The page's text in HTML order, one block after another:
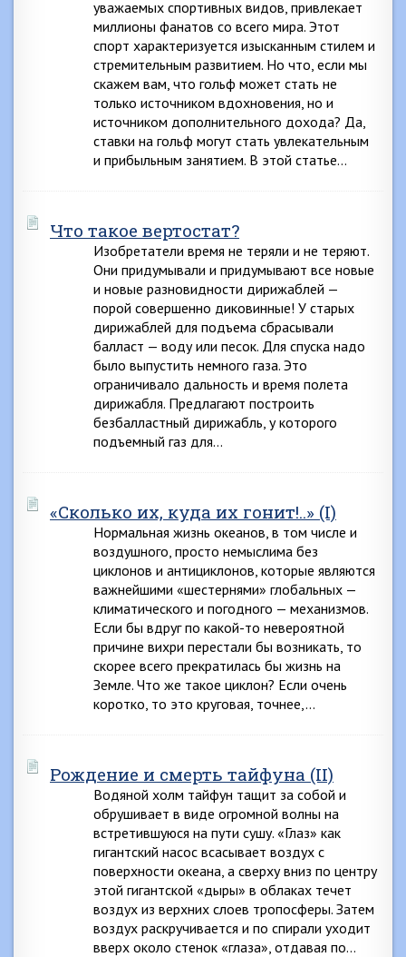
уважаемых спортивных видов, привлекает
миллионы фанатов со всего мира. Этот
спорт характеризуется изысканным стилем и
стремительным развитием. Но что, если мы
скажем вам, что гольф может стать не
только источником вдохновения, но и
источником дополнительного дохода? Да,
ставки на гольф могут стать увлекательным
и прибыльным занятием. В этой статье…
Что такое вертостат?
Изобретатели время не теряли и не теряют.
Они придумывали и придумывают все новые
и новые разновидности дирижаблей —
порой совершенно диковинные! У старых
дирижаблей для подъема сбрасывали
балласт — воду или песок. Для спуска надо
было выпустить немного газа. Это
ограничивало дальность и время полета
дирижабля. Предлагают построить
безбалластный дирижабль, у которого
подъемный газ для…
«Сколько их, куда их гонит!..» (I)
Нормальная жизнь океанов, в том числе и
воздушного, просто немыслима без
циклонов и антициклонов, которые являются
важнейшими «шестернями» глобальных —
климатического и погодного — механизмов.
Если бы вдруг по какой-то невероятной
причине вихри перестали бы возникать, то
скорее всего прекратилась бы жизнь на
Земле. Что же такое циклон? Если очень
коротко, то это круговая, точнее,…
Рождение и смерть тайфуна (II)
Водяной холм тайфун тащит за собой и
обрушивает в виде огромной волны на
встретившуюся на пути сушу. «Глаз» как
гигантский насос всасывает воздух с
поверхности океана, а сверху вниз по центру
этой гигантской «дыры» в облаках течет
воздух из верхних слоев тропосферы. Затем
воздух раскручивается и по спирали уходит
вверх около стенок «глаза», отдавая по…